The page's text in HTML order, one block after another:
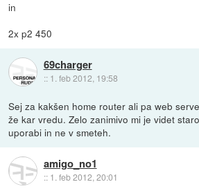
in
2x p2 450
69charger
:: 1. feb 2012, 19:58
Sej za kakšen home router ali pa web
že kar vredu. Zelo zanimivo mi je videt
uporabi in ne v smeteh.
amigo_no1
:: 1. feb 2012, 20:01